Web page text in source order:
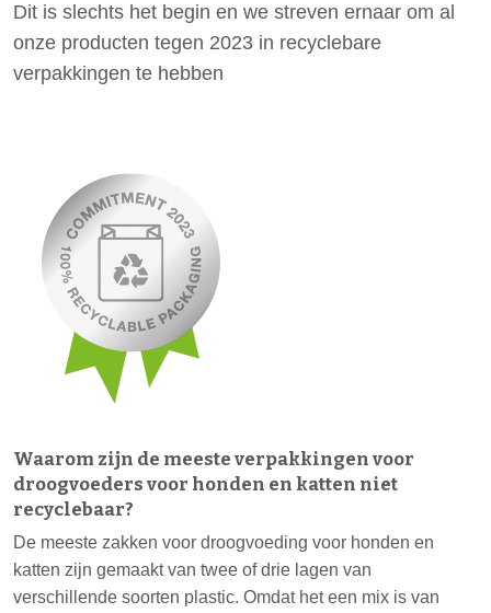
Dit is slechts het begin en we streven ernaar om al
onze producten tegen 2023 in recyclebare
verpakkingen te hebben
Waarom zijn de meeste verpakkingen voor
droogvoeders voor honden en katten niet
recyclebaar?
De meeste zakken voor droogvoeding voor honden en
katten zijn gemaakt van twee of drie lagen van
verschillende soorten plastic. Omdat het een mix is van